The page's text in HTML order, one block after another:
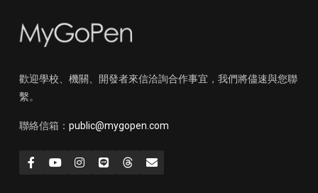
歡迎學校、機關、開發者來信洽詢合作事宜，我們將儘速與您聯
繫。
聯絡信箱： public@mygopen.com